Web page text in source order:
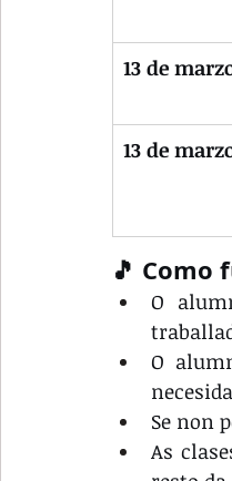
13 de
13 de
🎵 Como
O
O
Se non
As